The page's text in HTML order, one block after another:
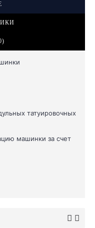
татуировочных
машинки за счет